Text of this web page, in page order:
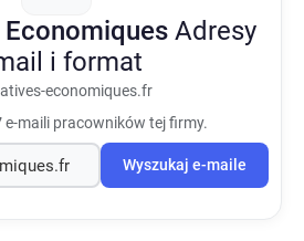
Adresy
i format
economiques.fr
e-maili pracowników tej firmy.
Wyszukaj e-maile